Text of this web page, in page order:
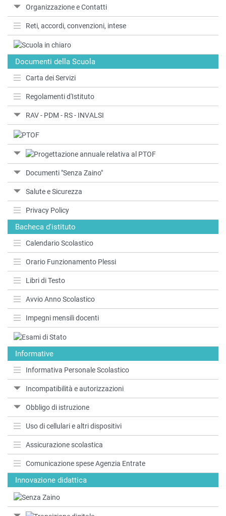
Organizzazione e Contatti
Reti, accordi, convenzioni, intese
Documenti della Scuola
Carta dei Servizi
Regolamenti d'Istituto
RAV - PDM - RS - INVALSI
Documenti "Senza Zaino"
Salute e Sicurezza
Privacy Policy
Bacheca d'istituto
Calendario Scolastico
Orario Funzionamento Plessi
Libri di Testo
Avvio Anno Scolastico
Impegni mensili docenti
Informative
Informativa Personale Scolastico
Incompatibilità e autorizzazioni
Obbligo di istruzione
Uso di cellulari e altri dispositivi
Assicurazione scolastica
Comunicazione spese Agenzia Entrate
Innovazione didattica